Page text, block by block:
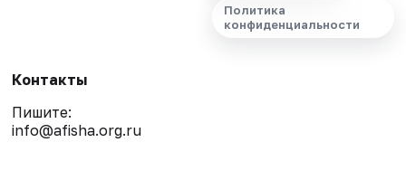
Политика
конфиденциальности
Контакты
Пишите:
info@afisha.org.ru